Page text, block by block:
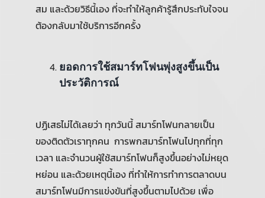
สม และด้วยวิธีนี้เอง ที่จะทำให้ลูกค้ารู้สึกประทับใจจน
ต้องกลับมาใช้บริการอีกครั้ง
ยอดการใช้สมาร์ทโฟนพุ่งสูงขึ้นเป็น
ประวัติการณ์
ปฏิเสธไม่ได้เลยว่า ทุกวันนี้ สมาร์ทโฟนกลายเป็น
ของติดตัวเราทุกคน การพกสมาร์ทโฟนไปทุกที่ทุก
เวลา และจำนวนผู้ใช้สมาร์ทโฟนก็สูงขึ้นอย่างไม่หยุด
หย่อน และด้วยเหตุนี้เอง ที่ทำให้การทำการตลาดบน
สมาร์ทโฟนมีการแข่งขันที่สูงขึ้นตามไปด้วย เพื่อ